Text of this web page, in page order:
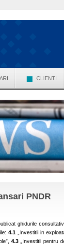
CLIENTI
PNDR
ghidurile
4.1„Investitii in
4.3„Investitii pentru